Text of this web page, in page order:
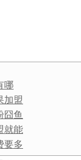
哪
类型
加盟
囧鱼
就能
要多